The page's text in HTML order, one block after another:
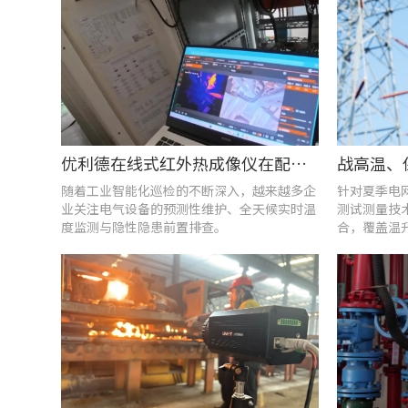
优利德在线式红外热成像仪在配电柜运维中的实测应用(系列篇)
随着工业智能化巡检的不断深入，越来越多企
业关注电气设备的预测性维护、全天候实时温
度监测与隐性隐患前置排查。
针对夏季电
测试测量技
合，覆盖温